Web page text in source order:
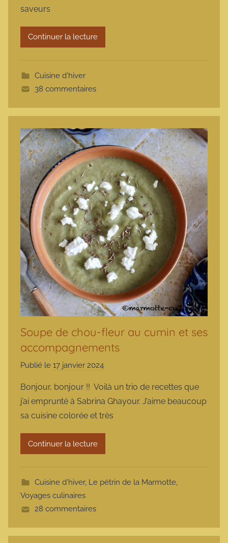
saveurs
Continuer la lecture
Cuisine d'hiver
38 commentaires
Soupe de chou-fleur au cumin et ses
accompagnements
Publié le 17 janvier 2024
r
m
a
r
t
Bonjour, bonjour !! Voilà un trio de recettes que
j’ai emprunté à Sabrina Ghayour. J’aime beaucoup
sa cuisine colorée et très
Continuer la lecture
Cuisine d'hiver, Le pétrin de la Marmotte,
Voyages culinaires
28 commentaires